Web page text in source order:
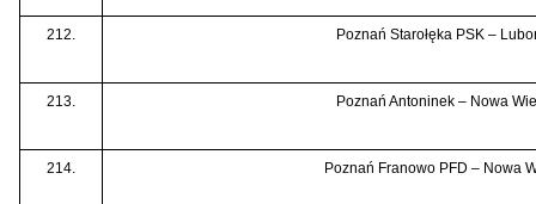
212. Poznań Starołęka PSK –
213. Poznań Antoninek – Nowa
214. Poznań Franowo PFD – Nowa